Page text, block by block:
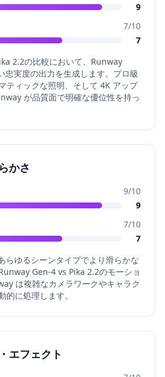
9
7/10
7
2.2の比較において、Runway
忠実度の出力を生成します。プロ級
ティックな照明、そして 4K アップ
が品質面で明確な優位性を持っ
かさ
9/10
9
7/10
7
らゆるシーンタイプでより滑らかな
Gen-4 vs Pika 2.2のモーショ
は複雑なカメラワークやキャラク
的に処理します。
エフェクト